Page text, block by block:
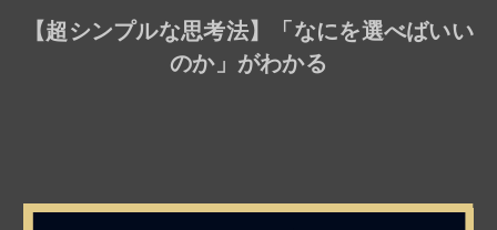
【超シンプルな思考法】「なにを選べばいい
のか」がわかる